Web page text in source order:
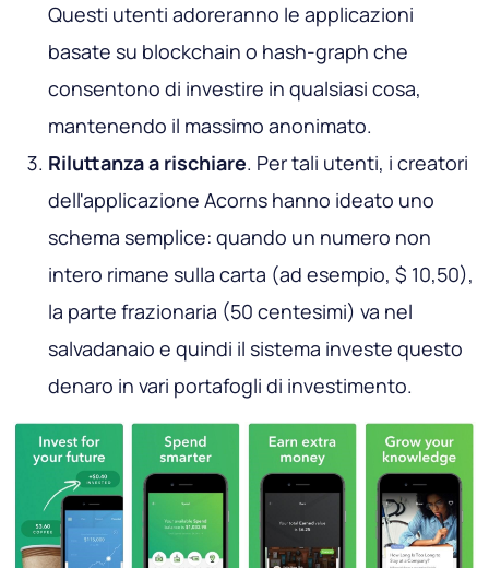
Questi utenti adoreranno le applicazioni
basate su blockchain o hash-graph che
consentono di investire in qualsiasi cosa,
mantenendo il massimo anonimato.
Riluttanza a rischiare. Per tali utenti, i creatori
dell'applicazione Acorns hanno ideato uno
schema semplice: quando un numero non
intero rimane sulla carta (ad esempio, $ 10,50),
la parte frazionaria (50 centesimi) va nel
salvadanaio e quindi il sistema investe questo
denaro in vari portafogli di investimento.